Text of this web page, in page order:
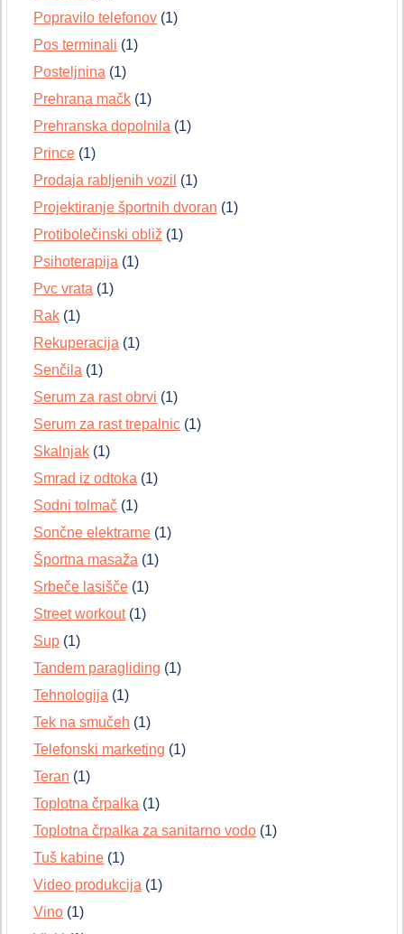
Popravilo telefonov (1)
Pos terminali (1)
Posteljnina (1)
Prehrana mačk (1)
Prehranska dopolnila (1)
Prince (1)
Prodaja rabljenih vozil (1)
Projektiranje športnih dvoran (1)
Protibolečinski obliž (1)
Psihoterapija (1)
Pvc vrata (1)
Rak (1)
Rekuperacija (1)
Senčila (1)
Serum za rast obrvi (1)
Serum za rast trepalnic (1)
Skalnjak (1)
Smrad iz odtoka (1)
Sodni tolmač (1)
Sončne elektrarne (1)
Športna masaža (1)
Srbeče lasišče (1)
Street workout(1)
Sup (1)
Tandem paragliding (1)
Tehnologija (1)
Tek na smučeh (1)
Telefonski marketing (1)
Teran (1)
Toplotna črpalka (1)
Toplotna črpalka za sanitarno vodo (1)
Tuš kabine (1)
Video produkcija (1)
Vino (1)